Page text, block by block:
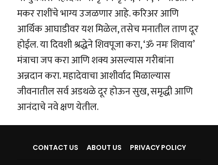
मकर राशींचे भाग्य उजळणार आहे. करिअर आणि
आर्थिक आघाडीवर यश मिळेल, तसेच मनातील ताण दूर
होईल. या दिवशी श्रद्धेने शिवपूजा करा, ‘ॐ नमः शिवाय’
मंत्राचा जप करा आणि शक्य असल्यास गरीबांना
अन्नदान करा. महादेवाचा आशीर्वाद मिळाल्यास
जीवनातील सर्व अडथळे दूर होऊन सुख, समृद्धी आणि
आनंदाचे नवे क्षण येतील.
CONTACT US ABOUT US PRIVACY POLICY